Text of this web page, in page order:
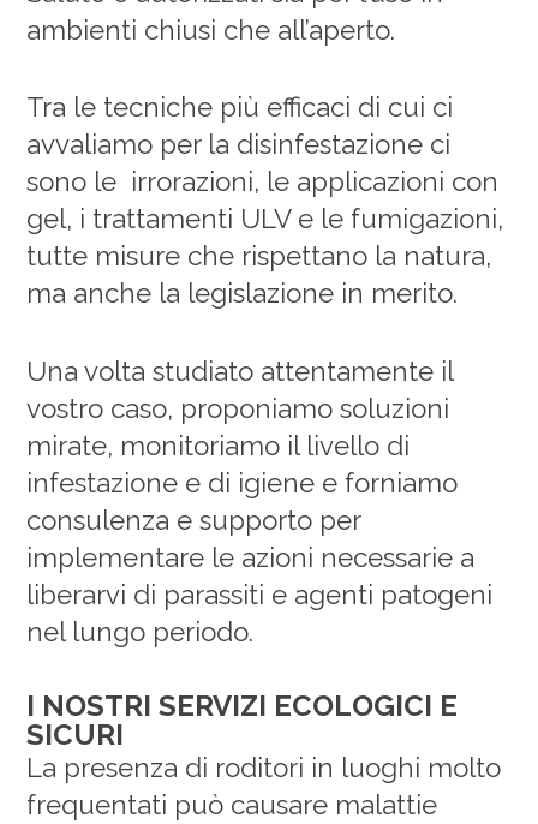
ambienti chiusi che all’aperto.
Tra le tecniche più efficaci di cui ci
avvaliamo per la disinfestazione ci
sono le irrorazioni, le applicazioni con
gel, i trattamenti ULV e le fumigazioni,
tutte misure che rispettano la natura,
ma anche la legislazione in merito.
Una volta studiato attentamente il
vostro caso, proponiamo soluzioni
mirate, monitoriamo il livello di
infestazione e di igiene e forniamo
consulenza e supporto per
implementare le azioni necessarie a
liberarvi di parassiti e agenti patogeni
nel lungo periodo.
I NOSTRI SERVIZI ECOLOGICI E
SICURI
La presenza di roditori in luoghi molto
frequentati può causare malattie